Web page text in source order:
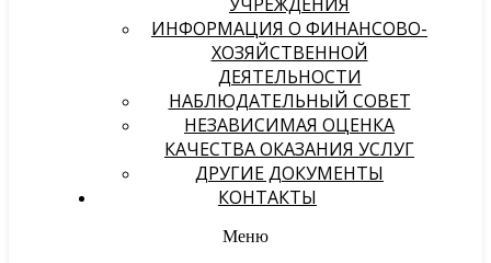
ИНФОРМАЦИЯ О ФИНАНСОВО-
ХОЗЯЙСТВЕННОЙ
ДЕЯТЕЛЬНОСТИ
НАБЛЮДАТЕЛЬНЫЙ СОВЕТ
НЕЗАВИСИМАЯ ОЦЕНКА
КАЧЕСТВА ОКАЗАНИЯ УСЛУГ
ДРУГИЕ ДОКУМЕНТЫ
КОНТАКТЫ
Меню